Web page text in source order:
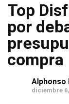
Top
por
compra
Alphonso
diciembre